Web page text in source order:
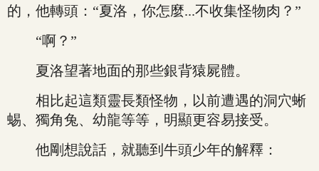
的，他轉頭：“夏洛，你怎麼...不收集怪物肉？”
“啊？”
夏洛望著地面的那些銀背猿屍體。
相比起這類靈長類怪物，以前遭遇的洞穴蜥
蜴、獨角兔、幼龍等等，明顯更容易接受。
他剛想說話，就聽到牛頭少年的解釋：